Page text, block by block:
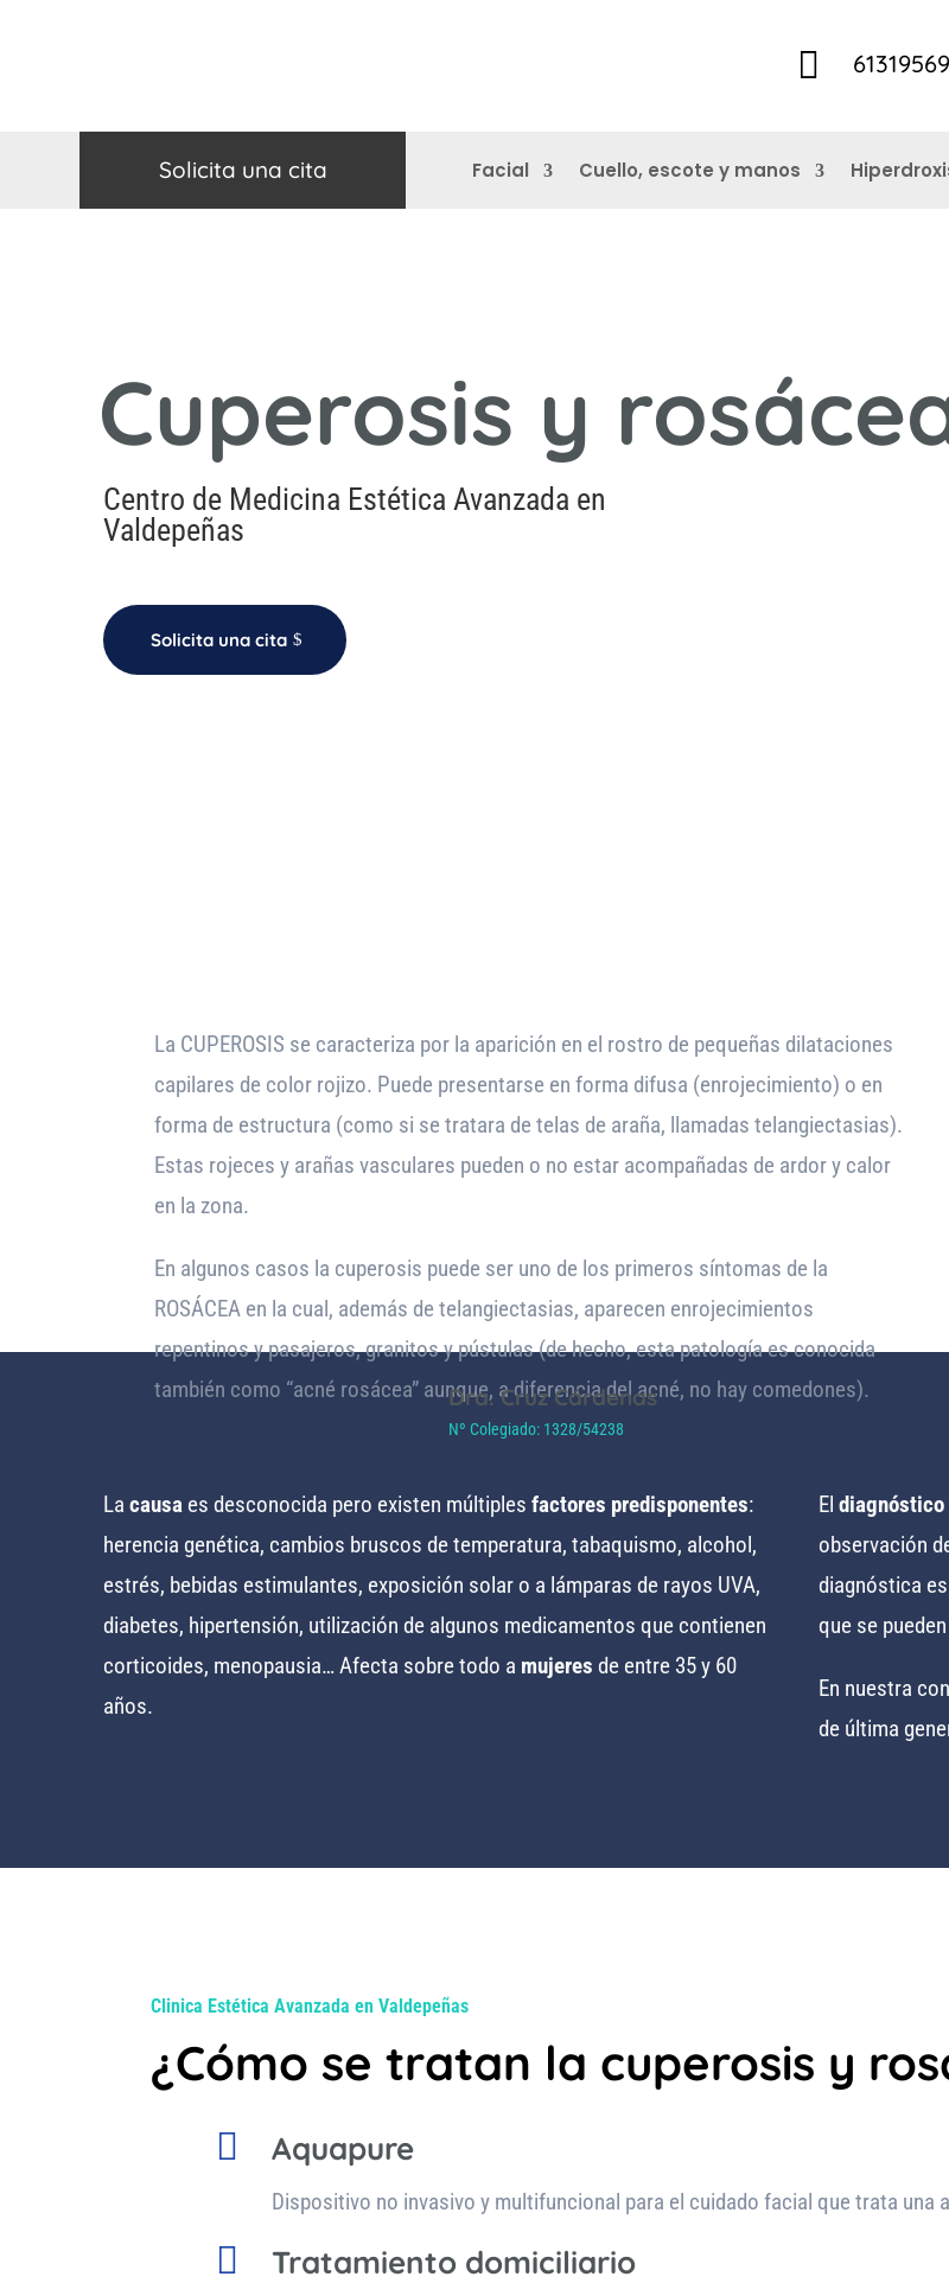

Solicita una cita Facial Cuello, escote y manos
Cuperosis y
Centro de Medicina Estética Avanzada en
Valdepeñas
Solicita una cita
La CUPEROSIS se caracteriza por la aparición en el rostro de pequeñas dilataciones
capilares de color rojizo. Puede presentarse en forma difusa (enrojecimiento) o en
forma de estructura (como si se tratara de telas de araña, llamadas telangiectasias).
Estas rojeces y arañas vasculares pueden o no estar acompañadas de ardor y calor
en la zona.
En algunos casos la cuperosis puede ser uno de los primeros síntomas de la
ROSÁCEA en la cual, además de telangiectasias, aparecen enrojecimientos
repentinos y pasajeros, granitos y pústulas (de hecho, esta patología es conocida
también como “acné rosácea” aunque, a diferencia del acné, no hay comedones).
Dra. Cruz Cárdenas
Nº Colegiado: 1328/54238
La causa es desconocida pero existen múltiples factores predisponentes:
herencia genética, cambios bruscos de temperatura, tabaquismo, alcohol,
estrés, bebidas estimulantes, exposición solar o a lámparas de rayos UVA,
diabetes, hipertensión, utilización de algunos medicamentos que contienen
corticoides, menopausia… Afecta sobre todo a mujeres de entre 35 y 60
años.
El diagnóstico
observación
diagnóstica
que se
En nuestra
de última
Clinica Estética Avanzada en Valdepeñas
¿Cómo se tratan la cuperosis y
 Aquapure
Dispositivo no invasivo y multifuncional para el cuidado facial que trata una
 Tratamiento domiciliario